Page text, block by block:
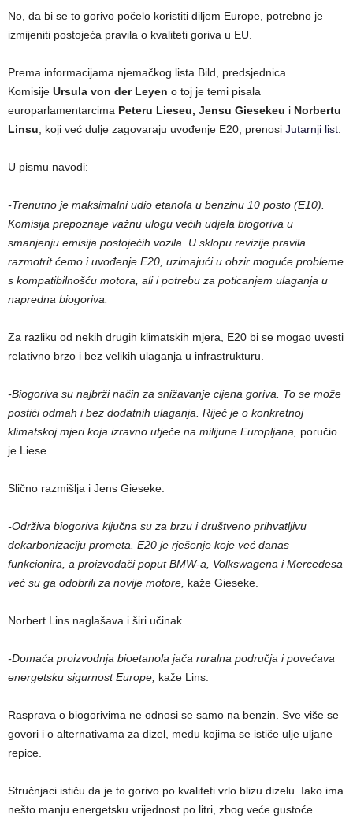
No, da bi se to gorivo počelo koristiti diljem Europe, potrebno je
izmijeniti postojeća pravila o kvaliteti goriva u EU.
Prema informacijama njemačkog lista Bild, predsjednica
Komisije Ursula von der Leyen o toj je temi pisala
europarlamentarcima Peteru Lieseu, Jensu Giesekeu i Norbertu
Linsu , koji već dulje zagovaraju uvođenje E20, prenosi Jutarnji list
U pismu navodi:
-Trenutno je maksimalni udio etanola u benzinu 10 posto (E10).
Komisija prepoznaje važnu ulogu većih udjela biogoriva u
smanjenju emisija postojećih vozila. U sklopu revizije pravila
razmotrit ćemo i uvođenje E20, uzimajući u obzir moguće probleme
s kompatibilnošću motora, ali i potrebu za poticanjem ulaganja u
napredna biogoriva.
Za razliku od nekih drugih klimatskih mjera, E20 bi se mogao uvesti
relativno brzo i bez velikih ulaganja u infrastrukturu.
-Biogoriva su najbrži način za snižavanje cijena goriva. To se može
postići odmah i bez dodatnih ulaganja. Riječ je o konkretnoj
klimatskoj mjeri koja izravno utječe na milijune Europljana, poručio
je Liese.
Slično razmišlja i Jens Gieseke.
-Održiva biogoriva ključna su za brzu i društveno prihvatljivu
dekarbonizaciju prometa. E20 je rješenje koje već danas
funkcionira, a proizvođači poput BMW-a, Volkswagena i Mercedesa
već su ga odobrili za novije motore, kaže Gieseke.
Norbert Lins naglašava i širi učinak.
-Domaća proizvodnja bioetanola jača ruralna područja i povećava
energetsku sigurnost Europe, kaže Lins.
Rasprava o biogorivima ne odnosi se samo na benzin. Sve više se
govori i o alternativama za dizel, među kojima se ističe ulje uljane
repice.
Stručnjaci ističu da je to gorivo po kvaliteti vrlo blizu dizelu. Iako ima
nešto manju energetsku vrijednost po litri, zbog veće gustoće